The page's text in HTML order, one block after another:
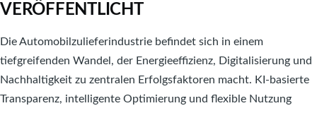
VERÖFFENTLICHT
Die Automobilzulieferindustrie befindet sich in einem
tiefgreifenden Wandel, der Energieeffizienz, Digitalisierung und
Nachhaltigkeit zu zentralen Erfolgsfaktoren macht. KI-basierte
Transparenz, intelligente Optimierung und flexible Nutzung